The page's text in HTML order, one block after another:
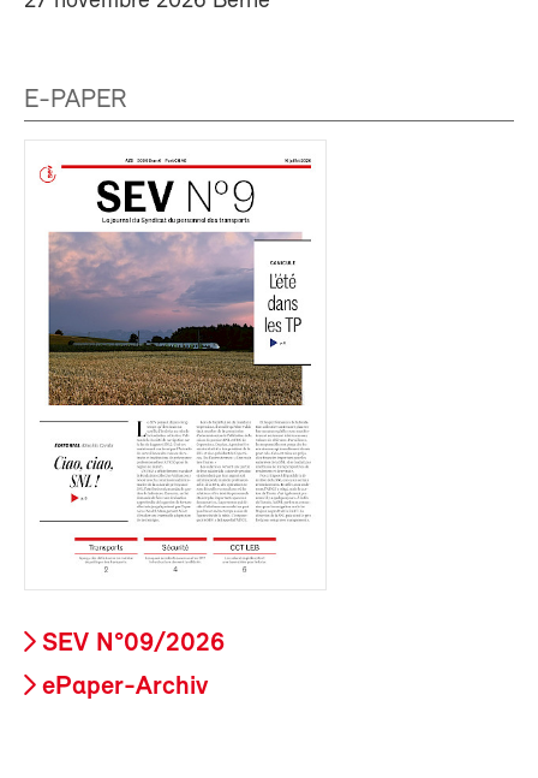
E-PAPER
SEV N°09/2026
ePaper-Archiv